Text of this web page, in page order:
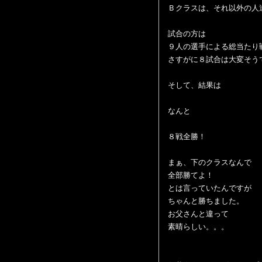
Ｂクラスは、それ以外の人
試合の方は
９人の選手による総当たり
さすがに８試合は大変そう
そして、結果は
なんと
８戦全勝！
まぁ、下のクラスなんで
全部勝てよ！
とは言っていたんですが
ちゃんと勝ちました。
お父さんと違って
素晴らしい。。。